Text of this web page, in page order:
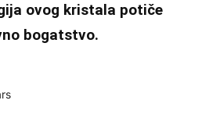
ovog kristala potiče
bogatstvo.